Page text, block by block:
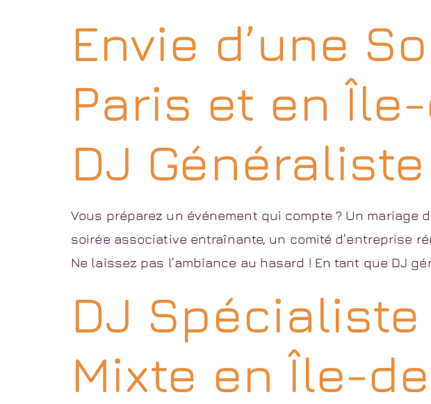
Envie d’une
Paris et en
DJ
Vous préparez un événement qui compte ? Un mariage
soirée associative entraînante, un comité d’entreprise
Ne laissez pas l’ambiance au hasard ! En tant que DJ
DJ
Mixte en Île-